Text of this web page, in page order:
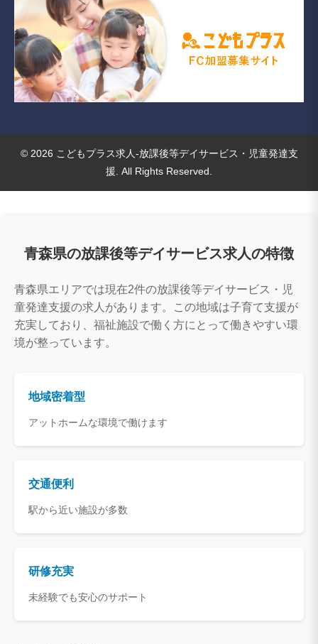
© 2026 こどもプラス求人-放課後等デイサービス・児童発達支
援. All Rights Reserved.
青森県の放課後等デイサービス求人の特徴
青森県エリアでは現在2件の放課後等デイサービス・児
童発達支援の求人があります。この地域は子育て支援が
充実しており、福祉施設で働く方にとって働きやすい環
境が整っています。
地域密着型
アットホームな環境で働けます
交通便利
駅から近い施設が多数
研修充実
未経験でも安心のサポート